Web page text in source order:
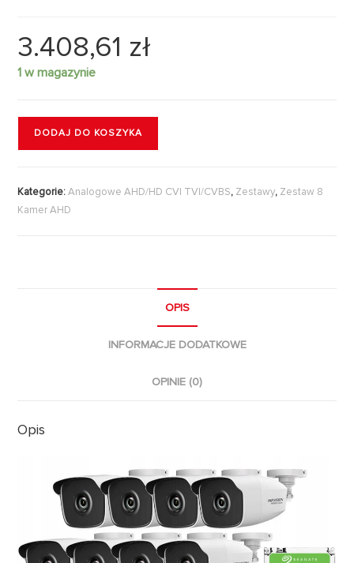
3.408,61 zł
1 w magazynie
DODAJ DO KOSZYKA
Kategorie:Analogowe AHD/HD CVI TVI/CVBS, Zestawy, Zestaw 8
Kamer AHD
OPIS
INFORMACJE DODATKOWE
OPINIE (0)
Opis